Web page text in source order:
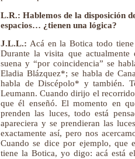
L.R.: Hablemos de la disposición
espacios… ¿tienen una lógica?
J.L.L.: Acá en la Botica todo
Durante la visita que
suena y “por coincidencia” se
Eladia Blázquez*; se habla de
habla de Discépolo* y también.
Leumann. Cuando dirijo el
que él enseñó. El momento en
prenden las luces, todo está
apareciera y se prendieran las
exactamente así, pero nos
Cuando se dice por ejemplo, que
tiene la Botica, yo digo: acá está